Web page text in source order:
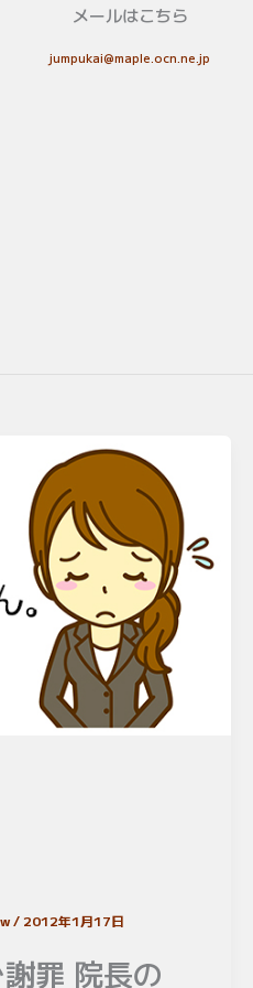
メールはこちら
jumpukai@maple.ocn.ne.jp
/ 2012年1月17日
罪 院長の